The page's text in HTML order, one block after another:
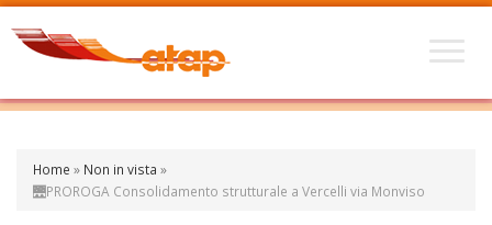
Home » Non in vista »
🌉PROROGA Consolidamento strutturale a Vercelli via Monviso